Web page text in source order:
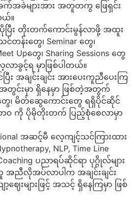
အခဲများအား အတူတကွ ဖြေရှင်း
ယ်။
း တိုးတက်ကောင်းမွန်လာဖို့ အထူး
န်းတွေ၊ Seminar တွေ၊
Upတွေ၊ Sharing Sessions တွေ
ာခွင့်ရ မှာဖြစ်ပါတယ်။
း အချင်းချင်း အားပေးကူညီပေးကြ
အတွင်းမှာ ရှိနေမှာ ဖြစ်တဲ့အတွက်
တွေ၊ မိတ်ဆွေကောင်းတွေ ရရှိပိုင်ဆိုင်
ဘဝ ကို ပိုမိုတိုးတက် ပြည့်စုံစေလာမှာ
အဆင့်မီ လေ့ကျင့်သင်ကြားထား
NLP, Time Line
ပညာရပ်ဆိုင်ရာ ပုဂ္ဂိုလ်များ
အညီလိုအပ်လာပါက အချင်းချင်း
ဈေးများဖြင့် အသင့် ရှိနေကြမှာ ဖြစ်